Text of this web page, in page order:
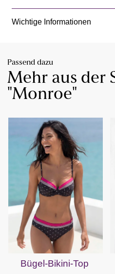
Wichtige Informationen
Passend dazu
Mehr aus der
"Monroe"
Bügel-Bikini-Top